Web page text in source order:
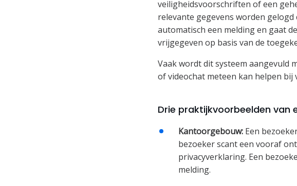
veiligheidsvoorschriften of een
relevante gegevens worden
automatisch een melding en gaat
vrijgegeven op basis van de
Vaak wordt dit systeem aangevuld
of videochat meteen kan helpen bij
Drie praktijkvoorbeelden van
Kantoorgebouw: Een
bezoeker scant een vooraf
privacyverklaring. Een
melding.